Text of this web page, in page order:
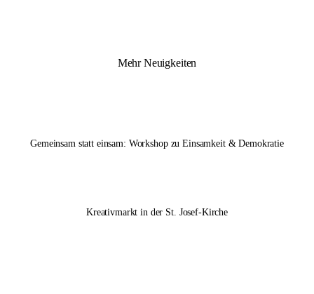
Mehr Neuigkeiten
Gemeinsam statt einsam: Workshop zu Einsamkeit & Demokratie
Kreativmarkt in der St. Josef-Kirche